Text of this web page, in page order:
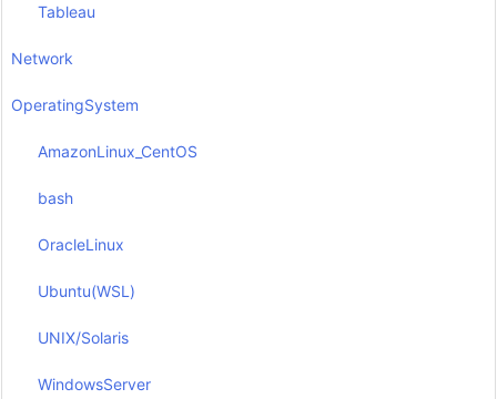
Tableau
Network
OperatingSystem
AmazonLinux_CentOS
bash
OracleLinux
Ubuntu(WSL)
UNIX/Solaris
WindowsServer